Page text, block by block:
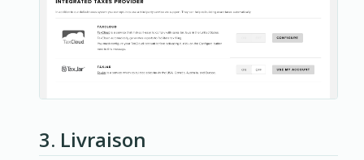
3. Livraison